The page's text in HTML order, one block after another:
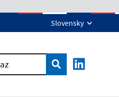
Slovensky
VyhľadaťLinkedIn